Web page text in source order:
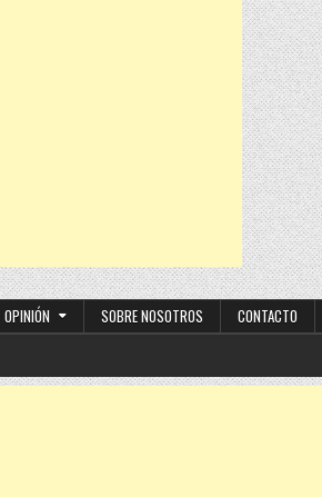
OPINIÓN SOBRE NOSOTROS CONTACTO